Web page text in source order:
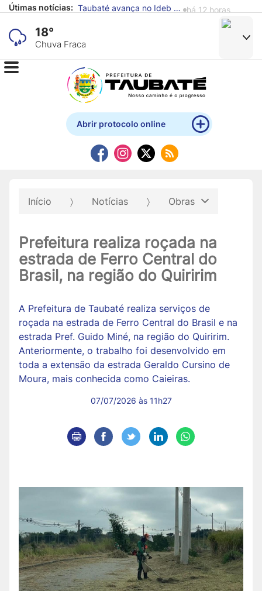
Útimas notícias:
Defesa Civil de Taubaté alerta para previsão de chuva e ventos fortes há 12 horas
18°
Chuva Fraca
Abrir protocolo online
Início Notícias Obras
Prefeitura realiza roçada na
estrada de Ferro Central do
Brasil, na região do Quiririm
A Prefeitura de Taubaté realiza serviços de
roçada na estrada de Ferro Central do Brasil e na
estrada Pref. Guido Miné, na região do Quiririm.
Anteriormente, o trabalho foi desenvolvido em
toda a extensão da estrada Geraldo Cursino de
Moura, mais conhecida como Caieiras.
07/07/2026 às 11h27